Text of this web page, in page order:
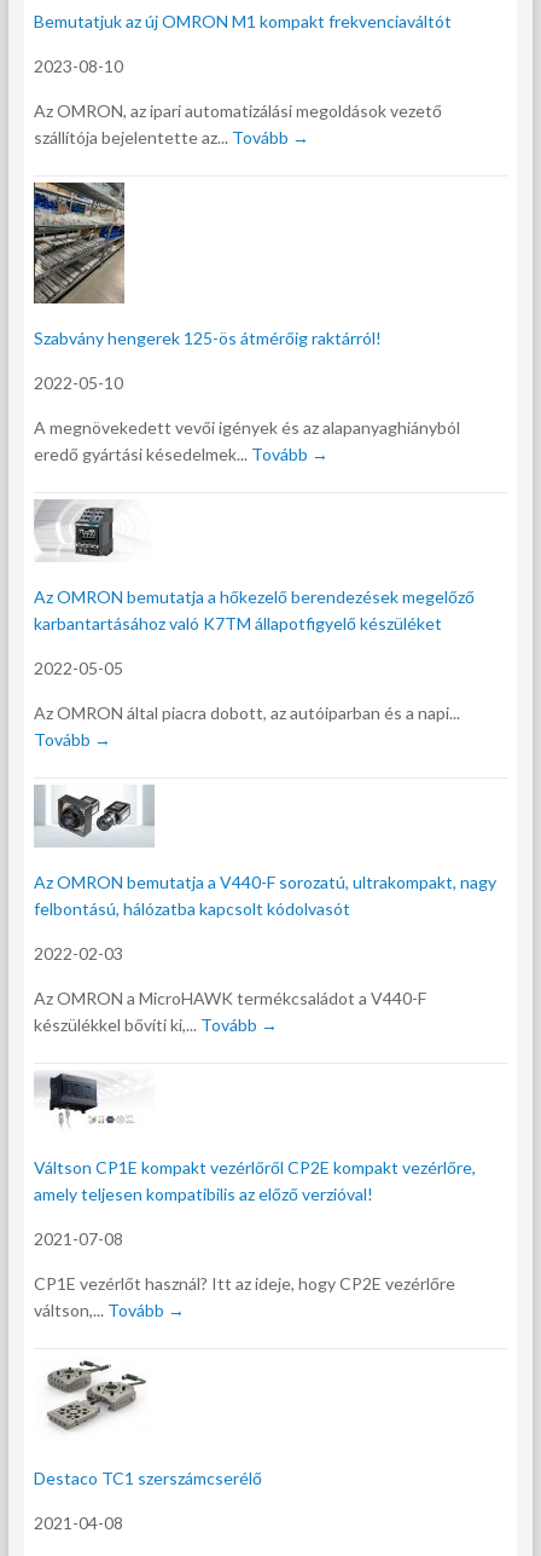
Bemutatjuk az új OMRON M1 kompakt frekvenciaváltót
2023-08-10
Az OMRON, az ipari automatizálási megoldások vezető
szállítója bejelentette az... Tovább →
Szabvány hengerek 125-ös átmérőig raktárról!
2022-05-10
A megnövekedett vevői igények és az alapanyaghiányból
eredő gyártási késedelmek... Tovább →
Az OMRON bemutatja a hőkezelő berendezések megelőző
karbantartásához való K7TM állapotfigyelő készüléket
2022-05-05
Az OMRON által piacra dobott, az autóiparban és a napi...
Tovább →
Az OMRON bemutatja a V440-F sorozatú, ultrakompakt, nagy
felbontású, hálózatba kapcsolt kódolvasót
2022-02-03
Az OMRON a MicroHAWK termékcsaládot a V440-F
készülékkel bővíti ki,... Tovább →
Váltson CP1E kompakt vezérlőről CP2E kompakt vezérlőre,
amely teljesen kompatibilis az előző verzióval!
2021-07-08
CP1E vezérlőt használ? Itt az ideje, hogy CP2E vezérlőre
váltson,... Tovább →
Destaco TC1 szerszámcserélő
2021-04-08